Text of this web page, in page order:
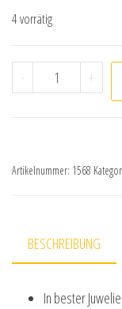
4 vorrätig
- Anker Collier
+
Artikelnummer: 1568
BESCHREIBUNG
In bester